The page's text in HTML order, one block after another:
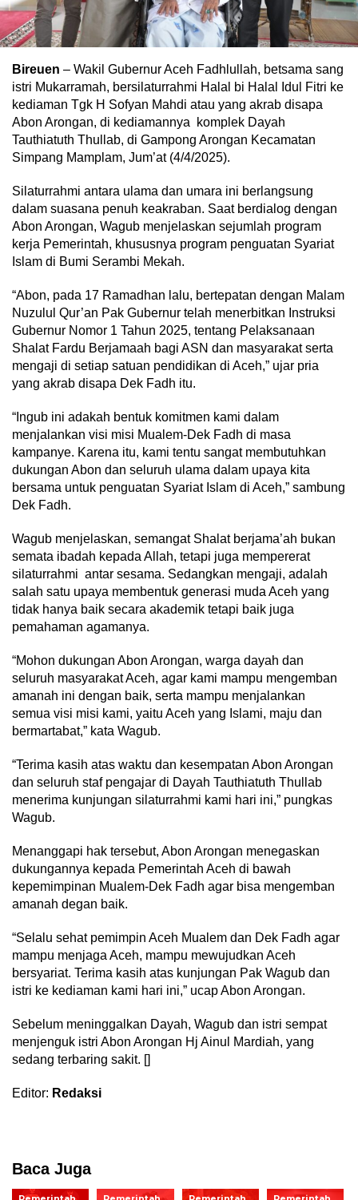
Bireuen – Wakil Gubernur Aceh Fadhlullah, betsama sang
istri Mukarramah, bersilaturrahmi Halal bi Halal Idul Fitri ke
kediaman Tgk H Sofyan Mahdi atau yang akrab disapa
Abon Arongan, di kediamannya komplek Dayah
Tauthiatuth Thullab, di Gampong Arongan Kecamatan
Simpang Mamplam, Jum’at (4/4/2025).
Silaturrahmi antara ulama dan umara ini berlangsung
dalam suasana penuh keakraban. Saat berdialog dengan
Abon Arongan, Wagub menjelaskan sejumlah program
kerja Pemerintah, khususnya program penguatan Syariat
Islam di Bumi Serambi Mekah.
“Abon, pada 17 Ramadhan lalu, bertepatan dengan Malam
Nuzulul Qur’an Pak Gubernur telah menerbitkan Instruksi
Gubernur Nomor 1 Tahun 2025, tentang Pelaksanaan
Shalat Fardu Berjamaah bagi ASN dan masyarakat serta
mengaji di setiap satuan pendidikan di Aceh,” ujar pria
yang akrab disapa Dek Fadh itu.
“Ingub ini adakah bentuk komitmen kami dalam
menjalankan visi misi Mualem-Dek Fadh di masa
kampanye. Karena itu, kami tentu sangat membutuhkan
dukungan Abon dan seluruh ulama dalam upaya kita
bersama untuk penguatan Syariat Islam di Aceh,” sambung
Dek Fadh.
Wagub menjelaskan, semangat Shalat berjama’ah bukan
semata ibadah kepada Allah, tetapi juga mempererat
silaturrahmi antar sesama. Sedangkan mengaji, adalah
salah satu upaya membentuk generasi muda Aceh yang
tidak hanya baik secara akademik tetapi baik juga
pemahaman agamanya.
“Mohon dukungan Abon Arongan, warga dayah dan
seluruh masyarakat Aceh, agar kami mampu mengemban
amanah ini dengan baik, serta mampu menjalankan
semua visi misi kami, yaitu Aceh yang Islami, maju dan
bermartabat,” kata Wagub.
“Terima kasih atas waktu dan kesempatan Abon Arongan
dan seluruh staf pengajar di Dayah Tauthiatuth Thullab
menerima kunjungan silaturrahmi kami hari ini,” pungkas
Wagub.
Menanggapi hak tersebut, Abon Arongan menegaskan
dukungannya kepada Pemerintah Aceh di bawah
kepemimpinan Mualem-Dek Fadh agar bisa mengemban
amanah degan baik.
“Selalu sehat pemimpin Aceh Mualem dan Dek Fadh agar
mampu menjaga Aceh, mampu mewujudkan Aceh
bersyariat. Terima kasih atas kunjungan Pak Wagub dan
istri ke kediaman kami hari ini,” ucap Abon Arongan.
Sebelum meninggalkan Dayah, Wagub dan istri sempat
menjenguk istri Abon Arongan Hj Ainul Mardiah, yang
sedang terbaring sakit. []
Editor: Redaksi
Baca Juga